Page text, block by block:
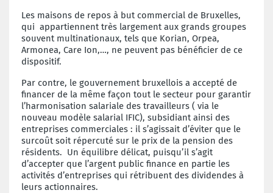
Les maisons de repos à but commercial de Bruxelles,
qui appartiennent très largement aux grands groupes
souvent multinationaux, tels que Korian, Orpea,
Armonea, Care Ion,…, ne peuvent pas bénéficier de ce
dispositif.
Par contre, le gouvernement bruxellois a accepté de
financer de la même façon tout le secteur pour garantir
l’harmonisation salariale des travailleurs ( via le
nouveau modèle salarial IFIC), subsidiant ainsi des
entreprises commerciales : il s’agissait d’éviter que le
surcoût soit répercuté sur le prix de la pension des
résidents. Un équilibre délicat, puisqu’il s’agit
d’accepter que l’argent public finance en partie les
activités d’entreprises qui rétribuent des dividendes à
leurs actionnaires.